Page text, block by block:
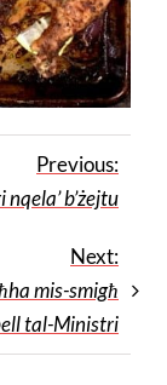
Previous:
b’żejtu
Next:
mis-smigħ
tal-Ministri